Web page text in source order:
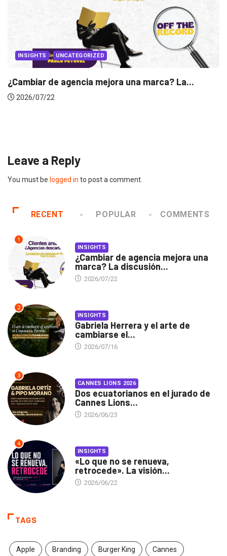
INSIGHTS
Leave a Reply
You must be logged in to post a comment.
RECENT POPULAR COMMENTS
1
INSIGHTS
¿Cambiar de agencia mejora una
marca? La discusión...
2026/07/22
2
INSIGHTS
Gabriela Herrera y el arte de
cambiarse el...
2026/07/16
3
CANNES LIONS 2026
Dos ecuatorianos en el jurado de
Cannes Lions...
2026/06/23
4
INSIGHTS
«Lo que no se renueva,
retrocede». La visión...
2026/06/22
TAGS
Apple Branding Burger King Cannes